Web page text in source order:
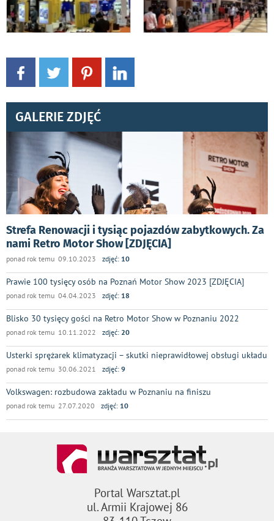
GALERIE ZDJĘĆ
Strefa Renowacji i tysiąc pojazdów zabytkowych. Za
nami Retro Motor Show [ZDJĘCIA]
ponad rok temu 09.10.2023 zdjęć: 10
Prawie 100 tysięcy osób na Poznań Motor Show 2023 [ZDJĘCIA]
ponad rok temu 04.04.2023 zdjęć: 18
Blisko 30 tysięcy gości na Retro Motor Show w Poznaniu 2022
ponad rok temu 10.11.2022 zdjęć: 20
Usterki sprężarek klimatyzacji – skutki nieprawidłowej obsługi układu
ponad rok temu 30.06.2021 zdjęć: 9
Volkswagen: rozbudowa zakładu w Poznaniu na finiszu
ponad rok temu 27.07.2020 zdjęć: 10
Portal Warsztat.pl
ul. Armii Krajowej 86